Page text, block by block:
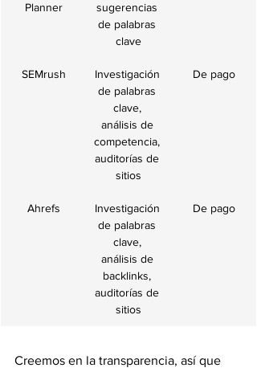
Planner
sugerencias
de palabras
clave
SEMrush
Investigación
de palabras
clave,
análisis de
competencia,
auditorías de
sitios
De pago
Ahrefs
Investigación
de palabras
clave,
análisis de
backlinks,
auditorías de
sitios
De pago
Creemos en la transparencia, así que